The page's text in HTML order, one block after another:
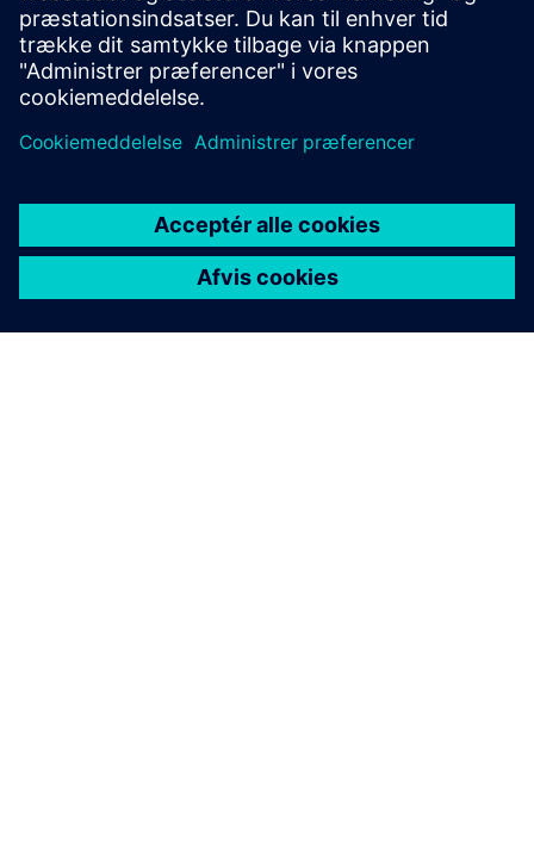
Udforsk produkter